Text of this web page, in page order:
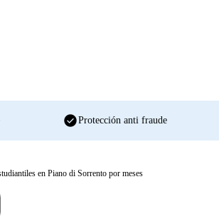
check_circleProtección anti fraude
en Piano di Sorrento por meses